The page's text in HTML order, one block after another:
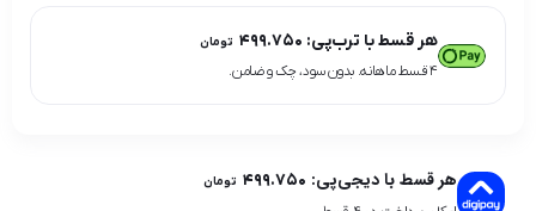
هر قسط با ترب‌پی: ۴۹۹.۷۵۰ تومان
۴ قسط ماهانه. بدون سود، چک و ضامن.
هر قسط با دیجی‌پی: ۴۹۹.۷۵۰ تومان